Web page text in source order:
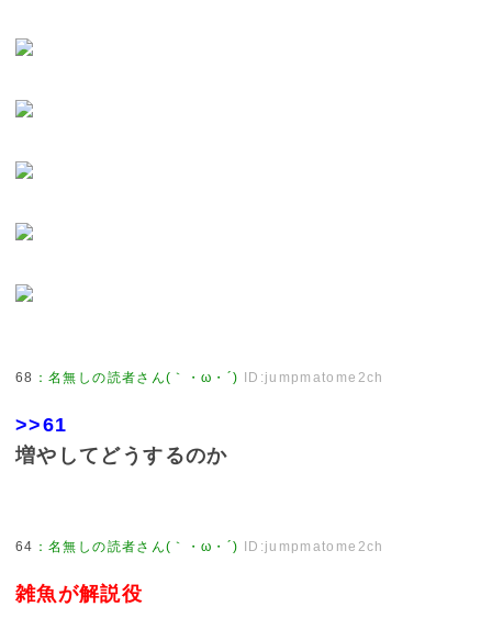
68 ：名無しの読者さん(｀・ω・´) ID:jumpmatome2ch
>>61
増やしてどうするのか
64 ：名無しの読者さん(｀・ω・´) ID:jumpmatome2ch
雑魚が解説役